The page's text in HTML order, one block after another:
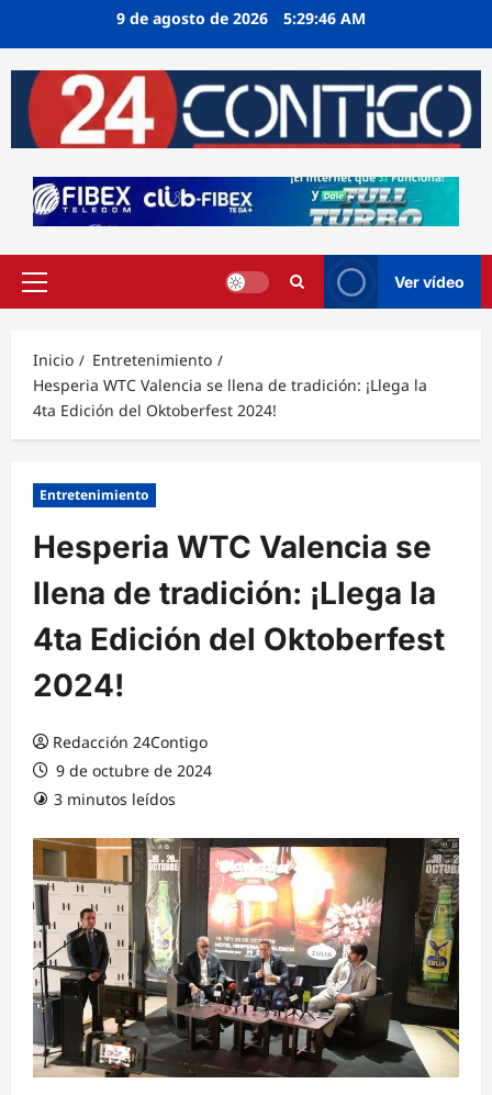
9 de agosto de 2026 5:29:47 AM
Menú
Ver vídeo
Inicio
Entretenimiento
Hesperia WTC Valencia se llena de tradición: ¡Llega la
4ta Edición del Oktoberfest 2024!
Entretenimiento
Hesperia WTC Valencia se
llena de tradición: ¡Llega la
4ta Edición del Oktoberfest
2024!
Redacción 24Contigo
9 de octubre de 2024
3 minutos leídos